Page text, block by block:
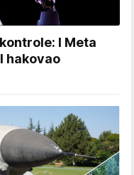
I Meta
hakovao